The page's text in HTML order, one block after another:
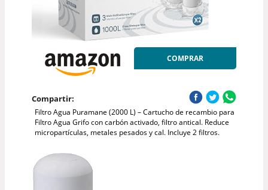
COMPRAR
Compartir:
Filtro Agua Puramane (2000 L) – Cartucho de recambio para
Filtro Agua Grifo con carbón activado, filtro antical. Reduce
micropartículas, metales pesados y cal. Incluye 2 filtros.